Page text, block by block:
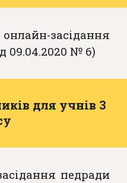
засідання
09.04.2020 № 6)
для учнів 3
педради